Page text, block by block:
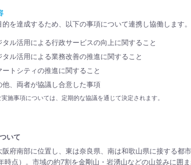
を達成するため、以下の事項について連携し協働します。
タル活用による行政サービスの向上に関すること
タル活用による業務改善の推進に関すること
ートシティの推進に関すること
他、両者が協議し合意した事項
施事項については、定期的な協議を通じて決定されます。
いて
阪府南部に位置し、東は奈良県、南は和歌山県に接する都
時点）。市域の約7割を金剛山・岩湧山などの山並みに囲